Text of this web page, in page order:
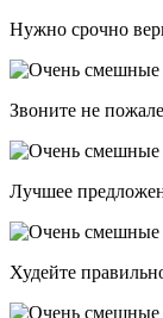
Нужно срочно
Звоните не
Лучшее
Худейте